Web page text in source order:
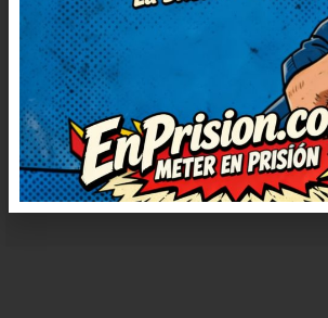
Tremendo humor, justo
necesitaba ahora. Así da
humor sano y con
Seguid publicando más,
alegran un montón.
por favor! Me alegran el